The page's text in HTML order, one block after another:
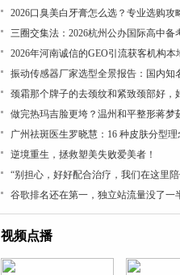
​2026口臭美白牙膏怎么选？专业选购攻
2026年河南诚信的GEO引流获客机构
做完热玛吉脸更垮？温州和平整形蒋梦
逆境重生，拯救塑美失败爱美者！
“别担心，好好配合治疗，我们在这里
谷歌排名还在第一，独立站流量没了
视频点播